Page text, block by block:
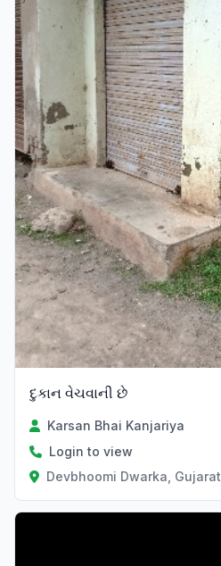
દુકાન વેચવાની છે
Karsan Bhai Kanjariya
Login to view
Devbhoomi Dwarka, Gujarat